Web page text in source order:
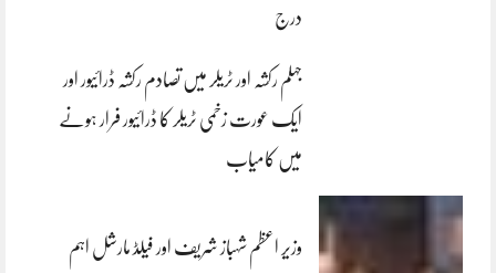
درج
جہلم رکشہ اور ٹریلر میں تصادم رکشہ ڈرائیور اور
ایک عورت زخمی ٹریلر کا ڈرائیور فرار ہونے
میں کامیاب
وزیر اعظم شہباز شریف اور فیلڈ مارشل اہم